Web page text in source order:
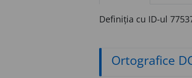
Definiția cu ID-ul
Ortografice